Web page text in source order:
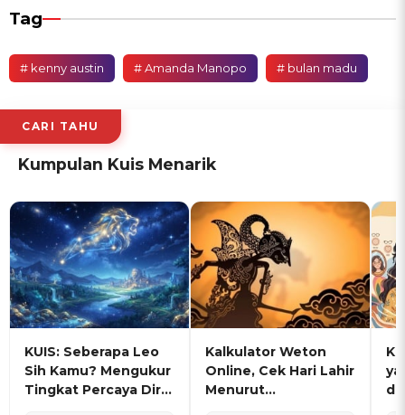
Tag
# kenny austin # Amanda Manopo # bulan madu
CARI TAHU
Kumpulan Kuis Menarik
KUIS: Seberapa Leo
Sih Kamu? Mengukur
Tingkat Percaya Diri
Kalkulator Weton
Online, Cek Hari Lahir
Menurut